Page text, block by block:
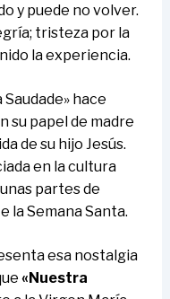
y puede no volver.
tristeza por la
la experiencia.
hace
su papel de madre
de su hijo Jesús.
en la cultura
partes de
la Semana Santa.
esa nostalgia
«Nuestra